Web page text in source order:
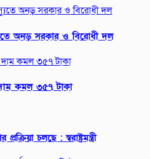
অনড় সরকার ও বিরোধী দল
কমল ৩৫৭ টাকা
চলছে : স্বরাষ্ট্রমন্ত্রী